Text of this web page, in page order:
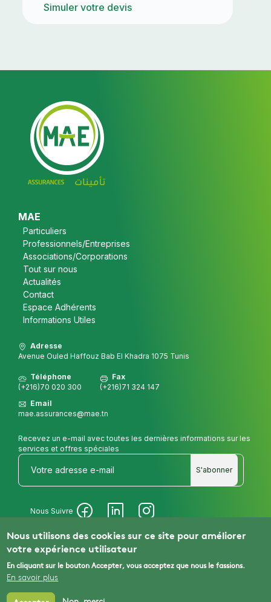
Simuler votre devis
Footer
MAE
Particuliers
Professionnels/Entreprises
Associations/Corporations
Tout sur nous
Actualités
Contact
Espace Adhérents
Informations Utiles
Adresse
Avenue Ouled Haffouz Bab El Khadra 1075 Tunis
Téléphone
(+216)70 020 300
Fax
(+216)71 324 147
Email
mae.assurances@mae.tn
Recevez un e-mail avec toutes les dernières informations sur les
services et offres spéciales
S'abonner
Nous Suivre
© 2025 MAE Assurances
Nous utilisons des cookies sur ce site pour améliorer
votre expérience utilisateur
En cliquant sur le bouton Accepter, vous acceptez que nous le fassions.
En savoir plus